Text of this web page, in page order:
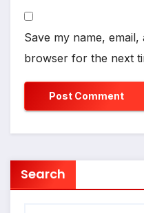
Save my name, email,
browser for the next
Search